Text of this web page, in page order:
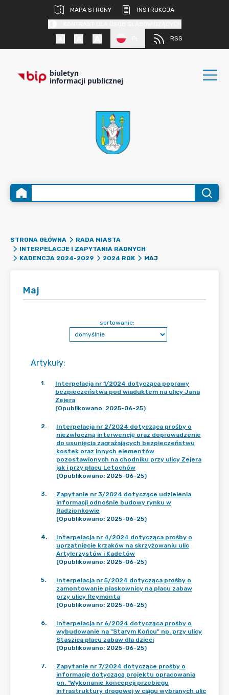
MAPA STRONY
INSTRUKCJA
RSS
biuletyn
informacji publicznej
STRONA GŁÓWNA
RADA MIASTA
INTERPELACJE I ZAPYTANIA RADNYCH
KADENCJA 2024-2029
2024 ROK MAJ
Maj
Artykuły:
sortowanie:
1.
Interpelacja nr 1/2024 dotycząca poprawy
bezpieczeństwa pod wiaduktem na ulicy Jana
Zejera
(Opublikowano: 2025-06-25)
2.
Interpelacja nr 2/2024 dotycząca prośby o
niezwłoczną interwencję oraz doprowadzenie
do usunięcia zagrażających bezpieczeństwu
kostek oraz innych elementów
pozostawionych na chodniku przy ulicy Zejera
jak i przy placu Letochów
(Opublikowano: 2025-06-25)
3.
Zapytanie nr 3/2024 dotyczące udzielenia
informacji odnośnie budowy rynku w
Radzionkowie
(Opublikowano: 2025-06-25)
4.
Interpelacja nr 4/2024 dotycząca prośby o
uprzątnięcie krzaków na skrzyżowaniu ulic
Artylerzystów i Kadetów
(Opublikowano: 2025-06-25)
5.
Interpelacja nr 5/2024 dotycząca prośby o
zamontowanie piaskownicy na placu zabaw
przy ulicy Reymonta
(Opublikowano: 2025-06-25)
6.
Interpelacja nr 6/2024 dotycząca prośby o
wybudowanie na "Starym Końcu" np. przy ulicy
Staszica placu zabaw dla dzieci
(Opublikowano: 2025-06-25)
7.
Zapytanie nr 7/2024 dotyczące prośby o
informację dotyczącą projektu opracowania
pn. "Wykonanie koncepcji przebiegu
infrastruktury drogowej w ciągu wybranych ulic